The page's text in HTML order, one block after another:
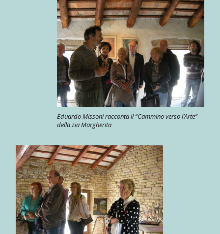
Eduardo Missoni racconta il “Cammino verso l’Arte”
della zia Margherita